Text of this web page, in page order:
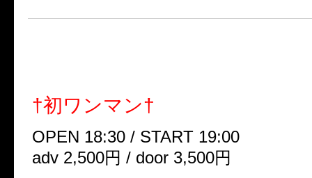
†初ワンマン†
OPEN 18:30 / START 19:00
adv 2,500円 / door 3,500円